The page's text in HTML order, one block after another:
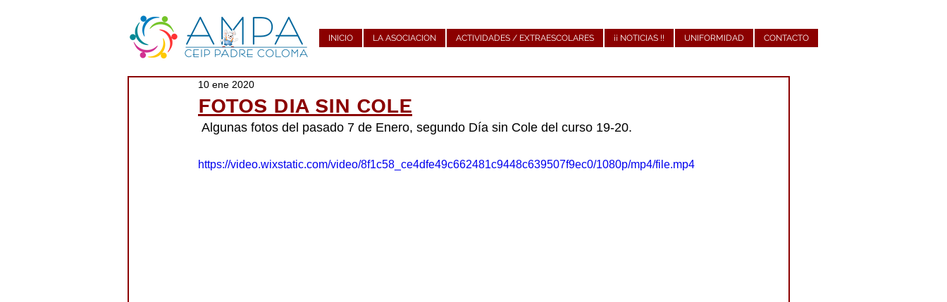
INICIO LA ASOCIACION ACTIVIDADES / EXTRAESCOLARES ¡¡ NOTICIAS !! UNIFORMIDAD CONTACTO
FOTOS DIA SIN COLE
10 ene 2020
Algunas fotos del pasado 7 de Enero, segundo Día sin Cole del curso 19-20.
https://video.wixstatic.com/video/8f1c58_ce4dfe49c662481c9448c639507f9ec0/1080p/mp4/file.mp4